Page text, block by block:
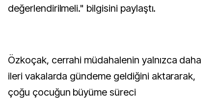
değerlendirilmeli." bilgisini paylaştı.
Özkoçak, cerrahi müdahalenin yalnızca daha
ileri vakalarda gündeme geldiğini aktararak,
çoğu çocuğun büyüme süreci